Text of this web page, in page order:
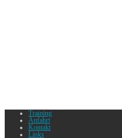
Training
Anfahrt
Kontakt
Links